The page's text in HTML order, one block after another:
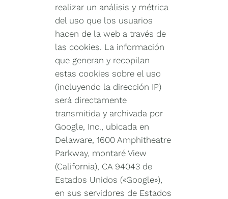
realizar un análisis y métrica
del uso que los usuarios
hacen de la web a través de
las cookies. La información
que generan y recopilan
estas cookies sobre el uso
(incluyendo la dirección IP)
será directamente
transmitida y archivada por
Google, Inc., ubicada en
Delaware, 1600 Amphitheatre
Parkway, montaré View
(California), CA 94043 de
Estados Unidos («Google»),
en sus servidores de Estados